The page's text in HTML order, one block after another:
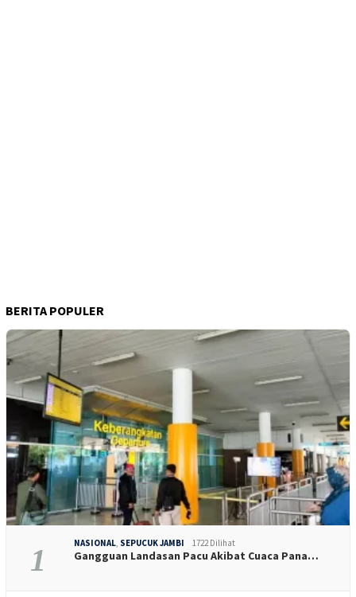
BERITA POPULER
1 NASIONAL SEPUCUK JAMBI 1722 Dilihat
Gangguan Landasan Pacu Akibat Cuaca Pana…